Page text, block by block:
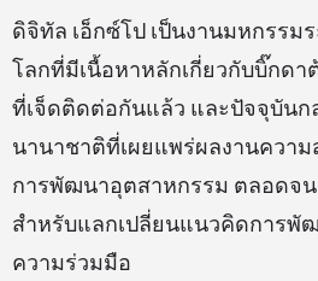
ดิจิทัล เอ็กซ์โป เป็นงานมหกรรม
โลกที่มีเนื้อหาหลักเกี่ยวกับบิ๊กดา
ที่เจ็ดติดต่อกันแล้ว และปัจจุบันก
นานาชาติที่เผยแพร่ผลงานความ
การพัฒนาอุตสาหกรรม ตลอดจน
สำหรับแลกเปลี่ยนแนวคิดการพั
ความร่วมมือ